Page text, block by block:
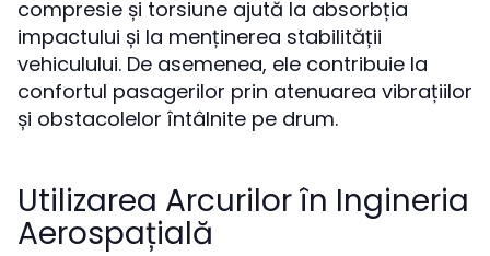
compresie și torsiune ajută la absorbția
impactului și la menținerea stabilității
vehiculului. De asemenea, ele contribuie la
confortul pasagerilor prin atenuarea vibrațiilor
și obstacolelor întâlnite pe drum.
Utilizarea Arcurilor în Ingineria
Aerospațială